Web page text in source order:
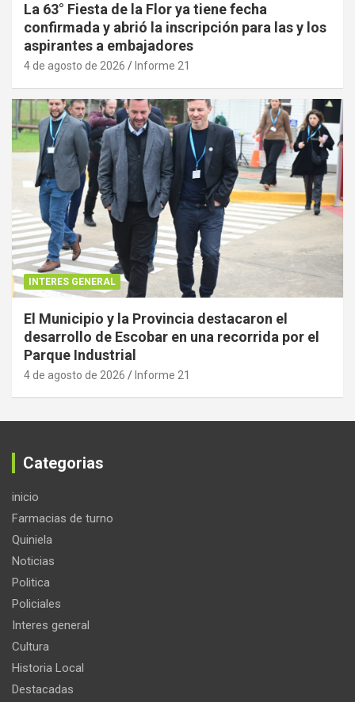
La 63° Fiesta de la Flor ya tiene fecha
confirmada y abrió la inscripción para las y los
aspirantes a embajadores
4 de agosto de 2026 Informe 21
INTERES GENERAL
El Municipio y la Provincia destacaron el
desarrollo de Escobar en una recorrida por el
Parque Industrial
4 de agosto de 2026 Informe 21
Categorias
inicio
Farmacias de turno
Quiniela
Noticias
Politica
Policiales
Interes general
Cultura
Historia Local
Destacadas